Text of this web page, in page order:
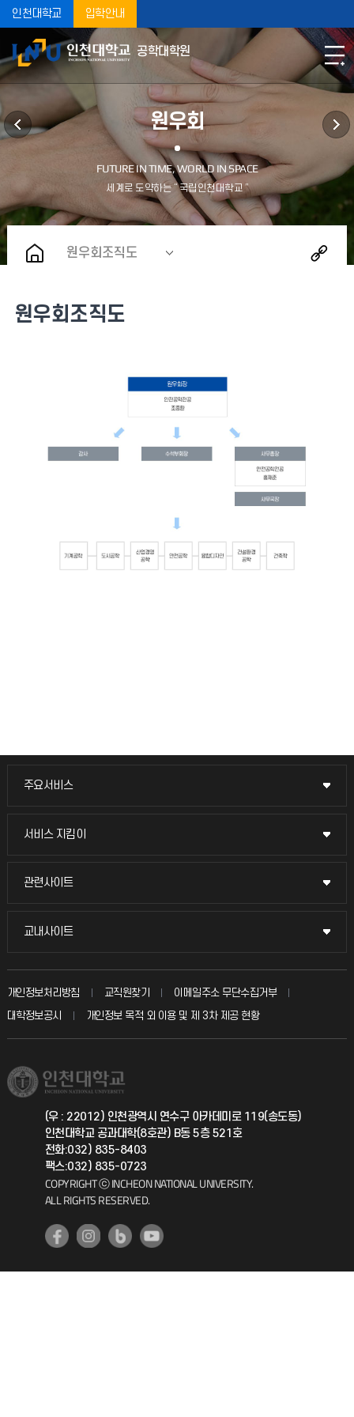
인천대학교 입학안내
공학대학원
원우회
원우회조직도
원우회조직도
주요서비스
주요서비스
교무회의방송
입학안내
취업정보(학생)
서비스 지킴이
서비스 지킴이
묻고 답하기
칭찬마당
학생서비스 지킴이
관련사이트
관련사이트
국방헬프콜
총동문회
교내사이트
교내사이트
교수회
교육혁신본부
국제지원과
공자아카데미
기초교육원
개인정보처리방침 교직원찾기
이메일주소 무단수집거부
대학정보공시
개인정보 목적 외 이용 및 제 3차 제공 현황
(우 : 22012) 인천광역시 연수구 아카데미로 119(송도동)
인천대학교 공과대학(8호관) B동 5층 521호
전화:032) 835-8403
팩스:032) 835-0723
COPYRIGHT ⓒ INCHEON NATIONAL UNIVERSITY.
ALL RIGHTS RESERVED.